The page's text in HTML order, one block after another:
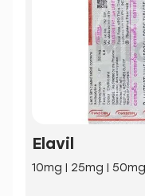
Elavil
10mg | 25mg | 50mg